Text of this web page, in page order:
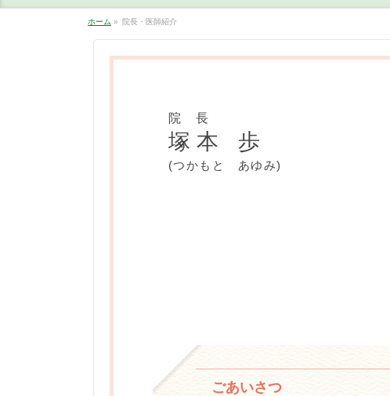
ホーム » 院長・医師紹介
院 長
塚本 歩
(つかもと あゆみ)
ごあいさつ